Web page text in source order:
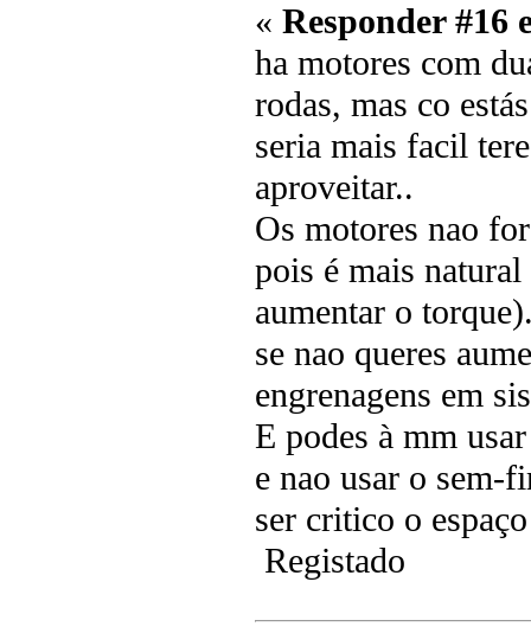
« Responder #16
ha motores com
rodas, mas co
seria mais facil
aproveitar..
Os motores nao
pois é mais
aumentar o
se nao queres
engrenagens em
E podes à mm
e nao usar o sem-
ser critico o
Registado